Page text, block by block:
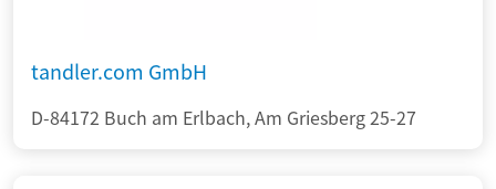
tandler.com GmbH
D-84172 Buch am Erlbach, Am Griesberg 25-27